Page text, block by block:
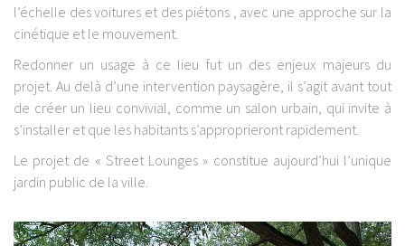
l’échelle des voitures et des piétons , avec une approche sur la
cinétique et le mouvement.
Redonner un usage à ce lieu fut un des enjeux majeurs du
projet. Au delà d’une intervention paysagère, il s’agit avant tout
de créer un lieu convivial, comme un salon urbain, qui invite à
s’installer et que les habitants s’approprieront rapidement.
Le projet de « Street Lounges » constitue aujourd’hui l’unique
jardin public de la ville.